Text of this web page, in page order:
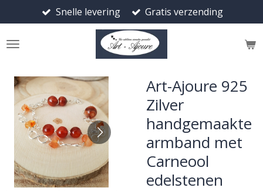
direct
naar
Snelle levering Gratis verzending
Art-Ajoure 925
Zilver
handgemaakte
armband met
Carneool
edelstenen